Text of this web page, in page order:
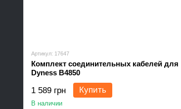
Артикул: 17647
Комплект соединительных кабелей для
Dyness B4850
1 589 грн Купить
В наличии